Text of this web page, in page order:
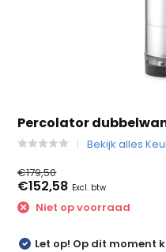
Percolator
Bekijk alles
€179,50
€152,58 Excl. btw
Niet op voorraad
Let op! Op dit moment